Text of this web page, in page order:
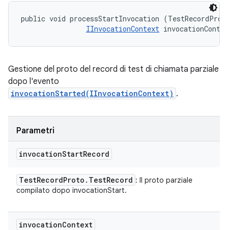
public void processStartInvocation
IInvocationContext
Gestione del proto del record di test di chiamata parziale
dopo l'evento
invocationStarted(IInvocationContext) .
Parametri
invocationStartRecord
TestRecordProto . TestRecord : Il proto parziale
compilato dopo invocationStart.
invocationContext